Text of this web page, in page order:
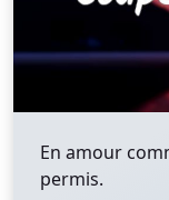
En amour
permis.